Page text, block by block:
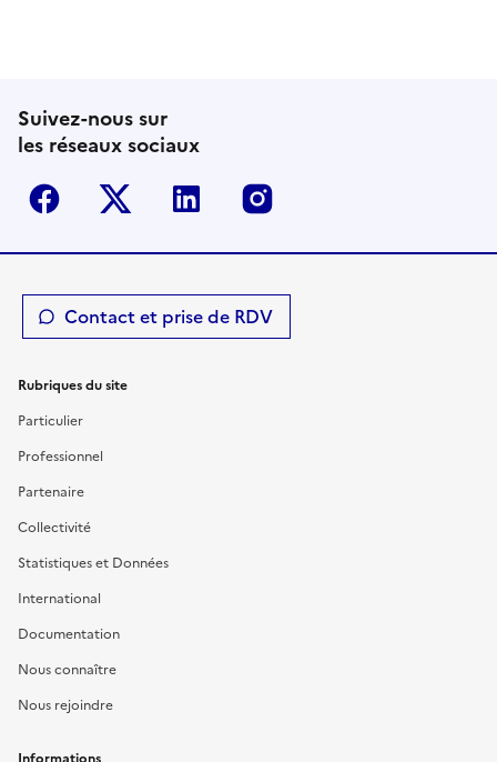
Suivez-nous sur
les réseaux sociaux
Facebook Twitter-X Linkedin
Contact et prise de RDV
Rubriques du site
Particulier
Professionnel
Partenaire
Collectivité
Statistiques et Données
International
Documentation
Nous connaître
Nous rejoindre